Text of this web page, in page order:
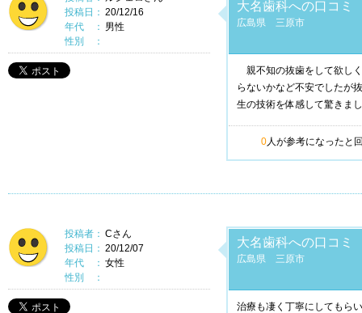
投稿日： 20/12/16
年代 ：
性別 ：
男性
大名歯科への口コミ
広島県 三原市
親不知の抜歯をして欲し
らないかなど不安でしたが
生の技術を体感して驚きま
0人が参考になったと
投稿者： Cさん
投稿日： 20/12/07
年代 ：
性別 ：
女性
大名歯科への口コミ
広島県 三原市
治療も凄く丁寧にしてもら